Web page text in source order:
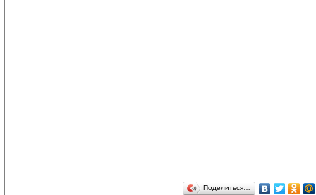
Поделиться…